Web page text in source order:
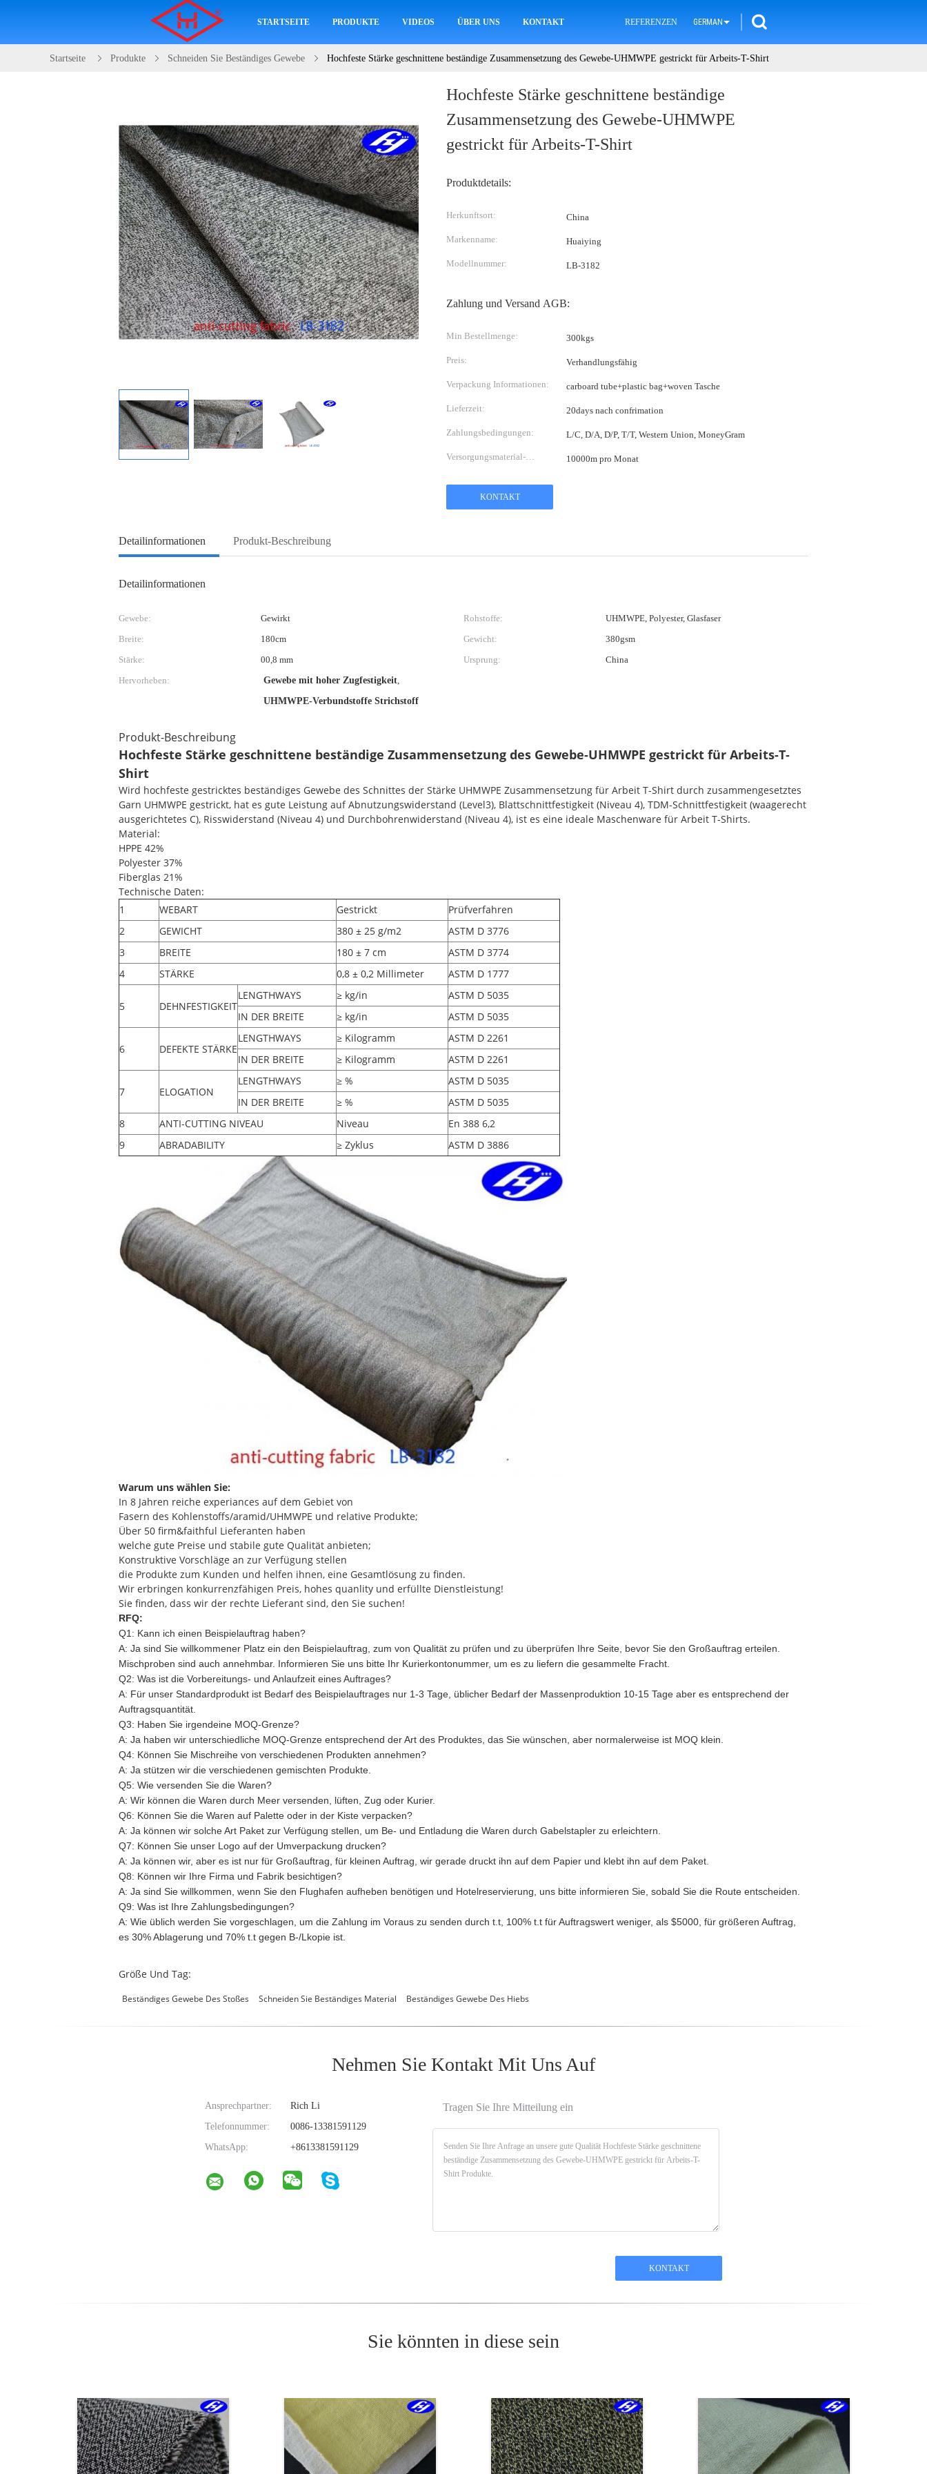
STARTSEITE PRODUKTE VIDEOS ÜBER UNS KONTAKT REFERENZEN GERMAN
Startseite Produkte Schneiden Sie Beständiges Gewebe Hochfeste Stärke geschnittene beständige Zusammensetzung des Gewebe-UHMWPE gestrickt für Arbeits-T-Shirt
Hochfeste Stärke geschnittene beständige
Zusammensetzung des Gewebe-UHMWPE
gestrickt für Arbeits-T-Shirt
Produktdetails:
Herkunftsort: China
Markenname: Huaiying
Modellnummer: LB-3182
Zahlung und Versand AGB:
Min Bestellmenge: 300kgs
Preis: Verhandlungsfähig
Verpackung Informationen: carboard tube+plastic bag+woven Tasche
Lieferzeit: 20days nach confrimation
Zahlungsbedingungen: L/C, D/A, D/P, T/T, Western Union, MoneyGram
Versorgungsmaterial-
10000m pro Monat
KONTAKT
Detailinformationen Produkt-Beschreibung
Detailinformationen
Gewebe: Gewirkt Rohstoffe:
UHMWPE, Polyester, Glasfaser
Breite:
180cm Gewicht:
380gsm
Stärke:
00,8 mm Ursprung:
China
Hervorheben:
Gewebe mit hoher Zugfestigkeit,
UHMWPE-Verbundstoffe Strichstoff
Produkt-Beschreibung
Hochfeste Stärke geschnittene beständige Zusammensetzung des Gewebe-UHMWPE gestrickt für Arbeits-T-
Shirt
Wird hochfeste gestricktes beständiges Gewebe des Schnittes der Stärke UHMWPE Zusammensetzung für Arbeit T-Shirt durch zusammengesetztes
Garn UHMWPE gestrickt, hat es gute Leistung auf Abnutzungswiderstand (Level3), Blattschnittfestigkeit (Niveau 4), TDM-Schnittfestigkeit (waagerecht
ausgerichtetes C), Risswiderstand (Niveau 4) und Durchbohrenwiderstand (Niveau 4), ist es eine ideale Maschenware für Arbeit T-Shirts.
Material:
HPPE 42%
Polyester 37%
Fiberglas 21%
Technische Daten:
1
WEBART Gestrickt
Prüfverfahren
2
GEWICHT 380 ± 25 g/m2
ASTM D 3776
3
BREITE 180 ± 7 cm
ASTM D 3774
4
STÄRKE 0,8 ± 0,2 Millimeter ASTM D 1777
5 DEHNFESTIGKEIT
LENGTHWAYS ≥ kg/in
ASTM D 5035
IN DER BREITE
≥ kg/in ASTM D 5035
6 DEFEKTE STÄRKE
LENGTHWAYS ≥ Kilogramm
ASTM D 2261
IN DER BREITE
≥ Kilogramm ASTM D 2261
7 ELOGATION
LENGTHWAYS ≥ %
ASTM D 5035
IN DER BREITE
≥ %
ASTM D 5035
8
ANTI-CUTTING NIVEAU Niveau
En 388 6,2
9
ABRADABILITY ≥ Zyklus ASTM D 3886
Warum uns wählen Sie:
In 8 Jahren reiche experiances auf dem Gebiet von
Fasern des Kohlenstoffs/aramid/UHMWPE und relative Produkte;
Über 50 firm&faithful Lieferanten haben
welche gute Preise und stabile gute Qualität anbieten;
Konstruktive Vorschläge an zur Verfügung stellen
die Produkte zum Kunden und helfen ihnen, eine Gesamtlösung zu finden.
Wir erbringen konkurrenzfähigen Preis, hohes quanlity und erfüllte Dienstleistung!
Sie finden, dass wir der rechte Lieferant sind, den Sie suchen!
RFQ:
Q1: Kann ich einen Beispielauftrag haben?
A: Ja sind Sie willkommener Platz ein den Beispielauftrag, zum von Qualität zu prüfen und zu überprüfen Ihre Seite, bevor Sie den Großauftrag erteilen.
Mischproben sind auch annehmbar. Informieren Sie uns bitte Ihr Kurierkontonummer, um es zu liefern die gesammelte Fracht.
Q2: Was ist die Vorbereitungs- und Anlaufzeit eines Auftrages?
A: Für unser Standardprodukt ist Bedarf des Beispielauftrages nur 1-3 Tage, üblicher Bedarf der Massenproduktion 10-15 Tage aber es entsprechend der
Auftragsquantität.
Q3: Haben Sie irgendeine MOQ-Grenze?
A: Ja haben wir unterschiedliche MOQ-Grenze entsprechend der Art des Produktes, das Sie wünschen, aber normalerweise ist MOQ klein.
Q4: Können Sie Mischreihe von verschiedenen Produkten annehmen?
A: Ja stützen wir die verschiedenen gemischten Produkte.
Q5: Wie versenden Sie die Waren?
A: Wir können die Waren durch Meer versenden, lüften, Zug oder Kurier.
Q6: Können Sie die Waren auf Palette oder in der Kiste verpacken?
A: Ja können wir solche Art Paket zur Verfügung stellen, um Be- und Entladung die Waren durch Gabelstapler zu erleichtern.
Q7: Können Sie unser Logo auf der Umverpackung drucken?
A: Ja können wir, aber es ist nur für Großauftrag, für kleinen Auftrag, wir gerade druckt ihn auf dem Papier und klebt ihn auf dem Paket.
Q8: Können wir Ihre Firma und Fabrik besichtigen?
A: Ja sind Sie willkommen, wenn Sie den Flughafen aufheben benötigen und Hotelreservierung, uns bitte informieren Sie, sobald Sie die Route entscheiden.
Q9: Was ist Ihre Zahlungsbedingungen?
A: Wie üblich werden Sie vorgeschlagen, um die Zahlung im Voraus zu senden durch t.t, 100% t.t für Auftragswert weniger, als $5000, für größeren Auftrag,
es 30% Ablagerung und 70% t.t gegen B-/Lkopie ist.
Größe Und Tag:
Beständiges Gewebe Des Stoßes Schneiden Sie Beständiges Material Beständiges Gewebe Des Hiebs
Nehmen Sie Kontakt Mit Uns Auf
Ansprechpartner:
Rich Li
Telefonnummer:
0086-13381591129
WhatsApp:
+8613381591129
Tragen Sie Ihre Mitteilung ein
Sie könnten in diese sein